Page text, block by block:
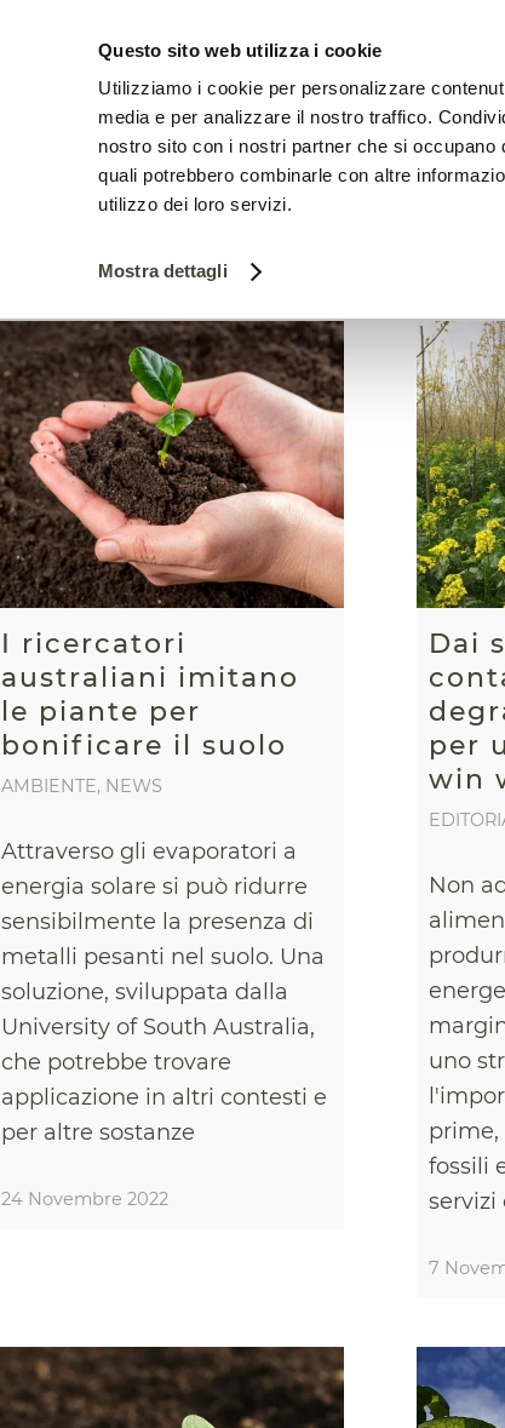
Questo sito web utilizza i cookie
Utilizziamo i cookie per personalizzare
media e per analizzare il nostro traffico.
nostro sito con i nostri partner che si
quali potrebbero combinarle con altre
utilizzo dei loro servizi.
Mostra dettagli
LA
I ricercatori
australiani imitano
le piante per
bonificare il suolo
AMBIENTE, NEWS
Attraverso gli evaporatori a
energia solare si può ridurre
sensibilmente la presenza di
metalli pesanti nel suolo. Una
soluzione, sviluppata dalla
University of South Australia,
che potrebbe trovare
applicazione in altri contesti e
per altre sostanze
24 Novembre 2022
Dai
per
win
Non
uno
fossili
servizi
7